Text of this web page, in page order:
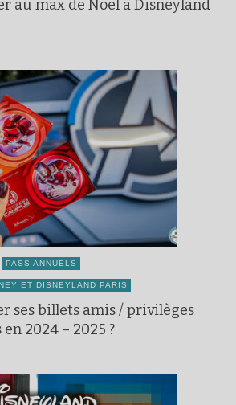
au max de Noël à Disneyland
PASS ANNUELS
ET DISNEYLAND PARIS
ses billets amis / privilèges
2024 – 2025 ?